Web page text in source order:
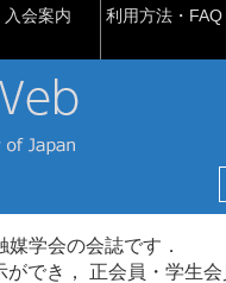
入会案内 利用方法・FAQ
学会の会誌です．
でき， 正会員・学生